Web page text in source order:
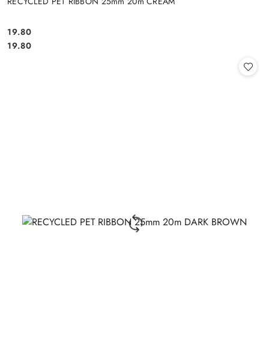
Cena:
19.80
Cena:
19.80